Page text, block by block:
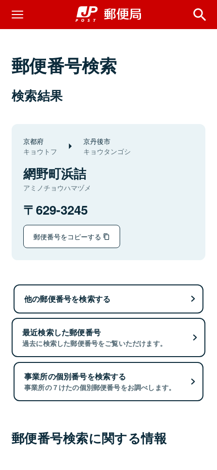
郵便番号検索
検索結果
京都府
キョウトフ
京丹後市
キョウタンゴシ
網野町浜詰
アミノチョウハマヅメ
629-3245
郵便番号をコピーする
他の郵便番号を検索する
最近検索した郵便番号
過去に検索した郵便番号をご覧いただけます。
事業所の個別番号を検索する
事業所の７けたの個別郵便番号をお調べします。
郵便番号検索に関する情報